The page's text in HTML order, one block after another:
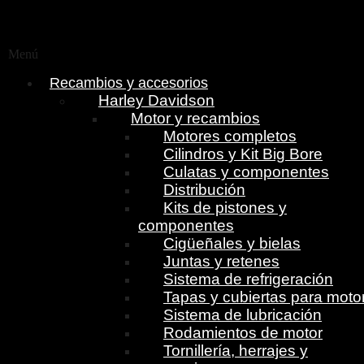
Menú
Recambios y accesorios
Harley Davidson
Motor y recambios
Motores completos
Cilindros y Kit Big Bore
Culatas y componentes
Distribución
Kits de pistones y
componentes
Cigüeñales y bielas
Juntas y retenes
Sistema de refrigeración
Tapas y cubiertas para
Sistema de lubricación
Rodamientos de motor
Tornillería, herrajes y